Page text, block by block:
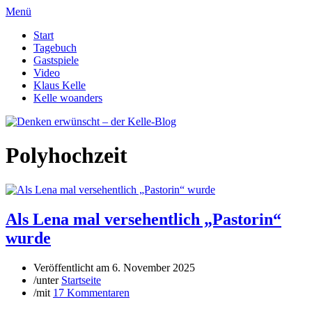
Menü
Start
Tagebuch
Gastspiele
Video
Klaus Kelle
Kelle woanders
Polyhochzeit
Als Lena mal versehentlich „Pastorin“
wurde
Veröffentlicht am 6. November 2025
/unter Startseite
/mit 17 Kommentaren